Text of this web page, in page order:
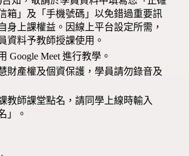
箱」及「手機號碼」以免錯過重要訊
身上課權益。因線上平台設定所需，
資料予教師授課使用。
Google Meet 進行教學。
財產權及個資保護，學員請勿錄音及
教師課堂點名，請同學上線時輸入
」。